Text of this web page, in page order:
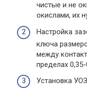
чистые и не
окислами, их
Настройка
ключа
между
пределах
Установка